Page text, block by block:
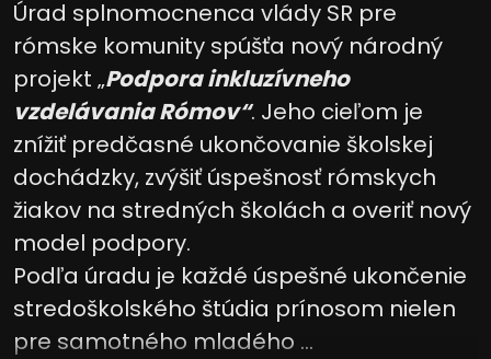
Úrad splnomocnenca vlády SR pre
rómske komunity spúšťa nový národný
projekt „Podpora inkluzívneho
vzdelávania Rómov“. Jeho cieľom je
znížiť predčasné ukončovanie školskej
dochádzky, zvýšiť úspešnosť rómskych
žiakov na stredných školách a overiť nový
model podpory.
Podľa úradu je každé úspešné ukončenie
stredoškolského štúdia prínosom nielen
pre samotného mladého ...